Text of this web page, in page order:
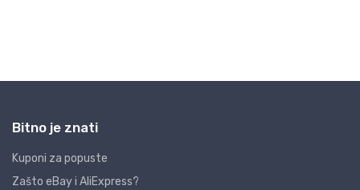
Bitno je znati
Kuponi za popuste
Zašto eBay i AliExpress?